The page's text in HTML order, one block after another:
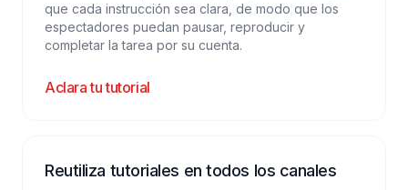
que cada instrucción sea clara, de modo que los
espectadores puedan pausar, reproducir y
completar la tarea por su cuenta.
Aclara tu tutorial
Reutiliza tutoriales en todos los canales